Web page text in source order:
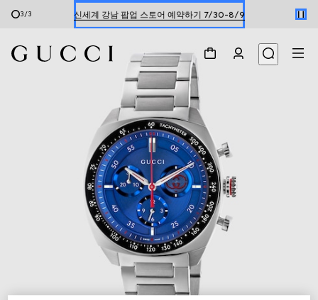
3/3 신세계 강남 팝업 스토어 예약하기 7/30-8/9